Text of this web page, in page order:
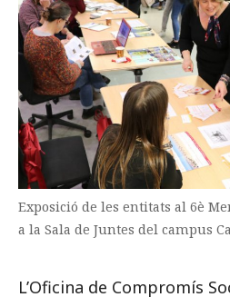
Exposició de les entitats al 6è
a la Sala de Juntes del campus
L’Oficina de Compromís